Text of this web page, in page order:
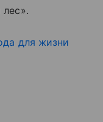
для жизни